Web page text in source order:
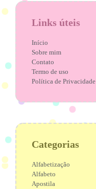
Links úteis
Início
Sobre mim
Contato
Termo de uso
Política de Privacidade
Categorias
Alfabetização
Alfabeto
Apostila